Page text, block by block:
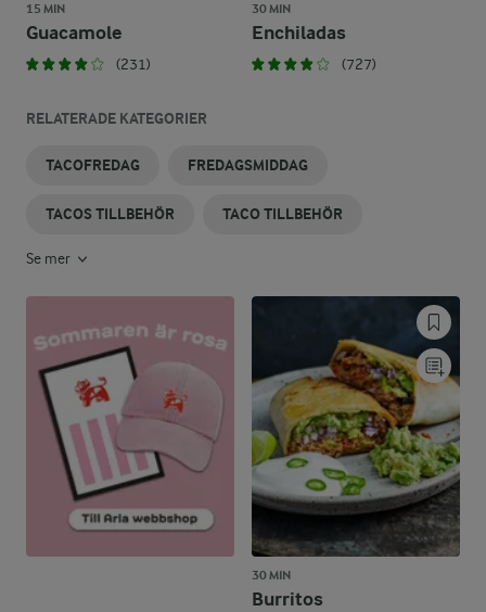
15 MIN
Guacamole
(231)
30 MIN
Enchiladas
(727)
RELATERADE KATEGORIER
TACOFREDAG FREDAGSMIDDAG
TACOS TILLBEHÖR TACO TILLBEHÖR
Se mer
30 MIN
Burritos